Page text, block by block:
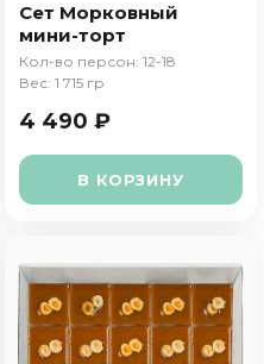
Сет Морковный
мини-торт
Кол-во персон: 12-18
Вес: 1 715 гр
4 490 ₽
В КОРЗИНУ